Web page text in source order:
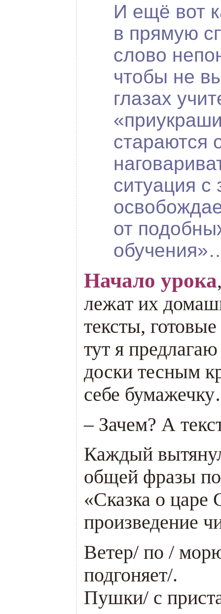
И ещё вот
в прямую
слово
чтобы не
глазах
стараются
ситуация с
от
Начало урока
лежат их
тексты,
тут я
доски тесным
себе
– Зачем? А
Каждый
общей фразы
«Сказка о царе
произведение
Ветер/ по /
подгоняет/.
Пушки/ с